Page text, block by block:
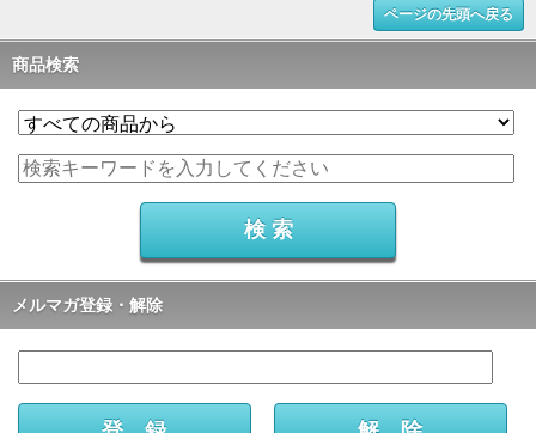
ページの先頭へ戻る
商品検索
メルマガ登録・解除